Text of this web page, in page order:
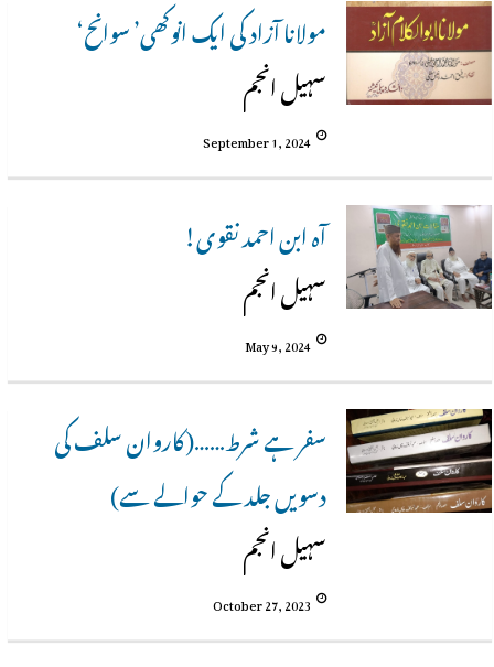
مولانا آزاد کی ایک انوکھی’ سوانح‘
سہیل انجم
September 1, 2024
آہ ابن احمد نقوی!
سہیل انجم
May 9, 2024
سفر ہے شرط……(کاروان سلف کی
دسویں جلد کے حوالے سے)
سہیل انجم
October 27, 2023